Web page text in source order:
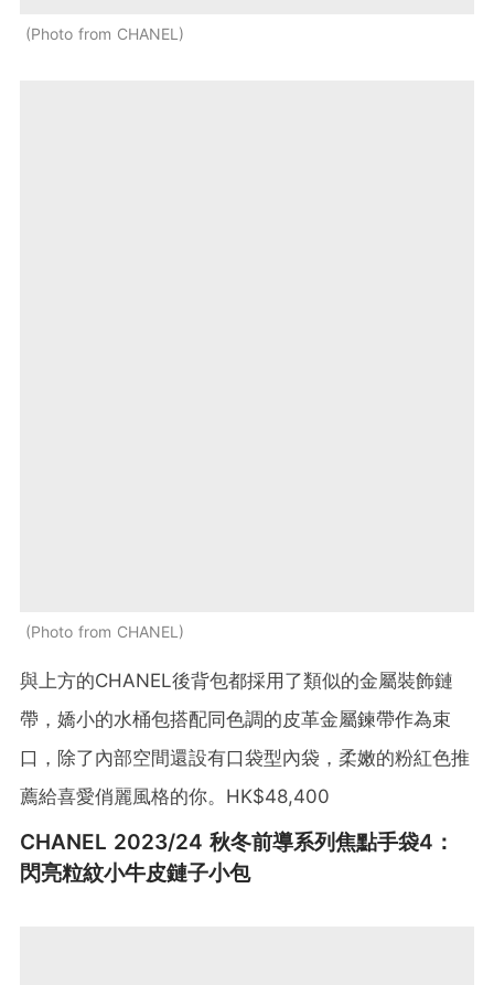
Photo from CHANEL
Photo from CHANEL
與上方的CHANEL後背包都採用了類似的金屬裝飾鏈
帶，嬌小的水桶包搭配同色調的皮革金屬鍊帶作為束
口，除了內部空間還設有口袋型內袋，柔嫩的粉紅色推
薦給喜愛俏麗風格的你。HK$48,400
CHANEL 2023/24 秋冬前導系列焦點手袋4：
閃亮粒紋小牛皮鏈子小包